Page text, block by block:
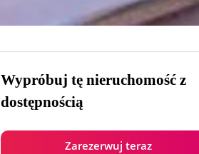
Wypróbuj tę nieruchomość z
dostępnością
Zarezerwuj teraz